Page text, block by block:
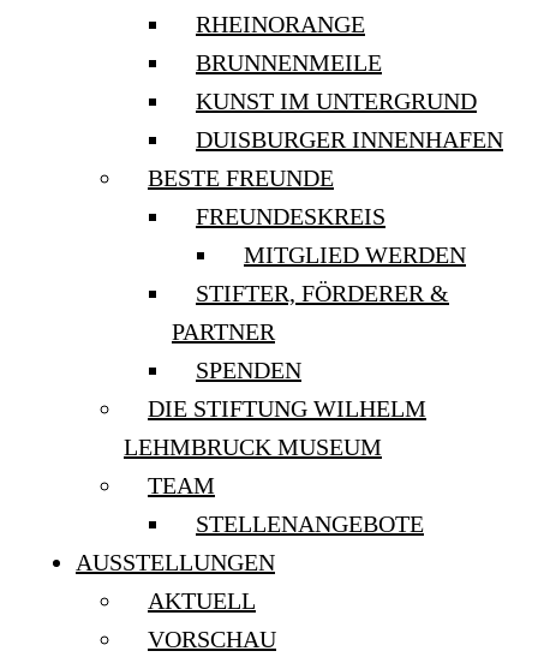
RHEINORANGE
BRUNNENMEILE
KUNST IM UNTERGRUND
DUISBURGER INNENHAFEN
BESTE FREUNDE
FREUNDESKREIS
MITGLIED WERDEN
STIFTER, FÖRDERER &
PARTNER
SPENDEN
DIE STIFTUNG WILHELM
LEHMBRUCK MUSEUM
TEAM
STELLENANGEBOTE
AUSSTELLUNGEN
AKTUELL
VORSCHAU